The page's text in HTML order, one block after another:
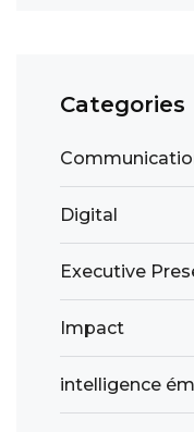
Categories
Digital
Executive
Impact
intelligence